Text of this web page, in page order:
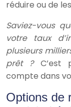
réduire ou de
Saviez-vous
votre taux
plusieurs
prêt ? C’est
compte dans
Options de